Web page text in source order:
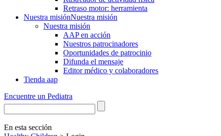
Retraso motor: herramienta
Nuestra misiónNuestra misión
Nuestra misión
AAP en acción
Nuestros patrocinadores
Oportunidades de patrocinio
Difunda el mensaje
Editor médico y colaboradores
Tienda aap
Encuentre un Pediatra
En esta sección